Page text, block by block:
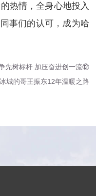
热情，全身心地投入
事们的认可，成为哈
先树标杆 加压奋进创一流⑫
城的哥王振东12年温暖之路